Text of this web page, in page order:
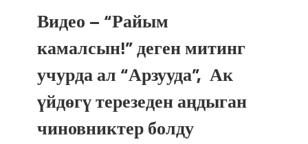
Видео – “Райым
камалсын!” деген митинг
учурда ал “Арзууда”, Ак
үйдөгү терезеден аңдыган
чиновниктер болду